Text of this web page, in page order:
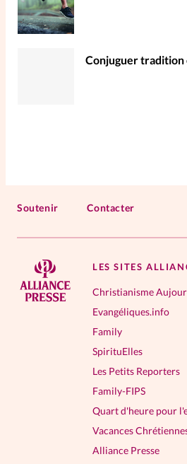
Conjuguer tradition
Soutenir Contacter
LES SITES
Christianisme
Evangéliques.info
Family
SpirituElles
Les Petits Reporters
Family-FIPS
Quart d'heure pour
Vacances
Alliance Presse